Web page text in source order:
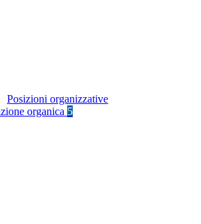
Posizioni organizzative
organica 5